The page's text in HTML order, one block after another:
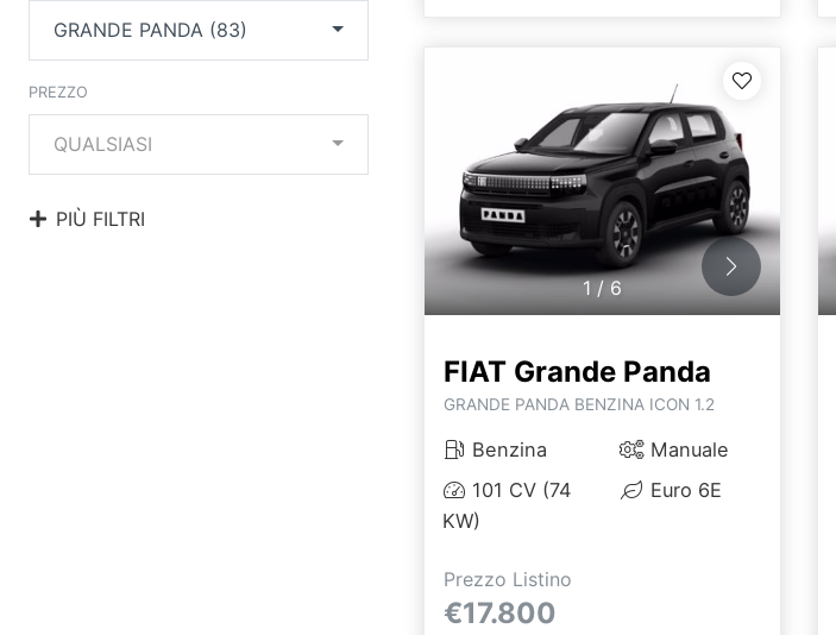
GRANDE PANDA (83)
PREZZO
QUALSIASI
PIÙ FILTRI
1 / 6
FIAT Grande Panda
GRANDE PANDA BENZINA ICON 1.2
Benzina
Manuale
101 CV (74
KW)
Euro 6E
Prezzo Listino
€17.800